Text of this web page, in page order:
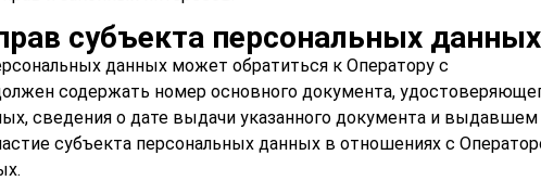
субъекта персональных данных
данных может обратиться к Оператору с
содержать номер основного документа,
сведения о дате выдачи указанного документа и выдавшем
субъекта персональных данных в отношениях с